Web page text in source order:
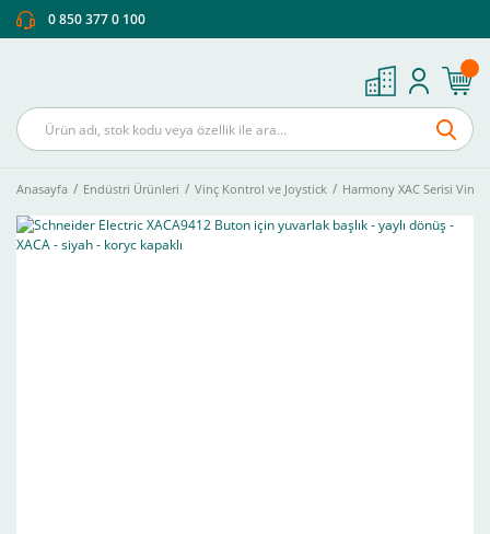
0 850 377 0 100
Anasayfa Endüstri Ürünleri Vinç Kontrol ve Joystick Harmony XAC Serisi Vinç